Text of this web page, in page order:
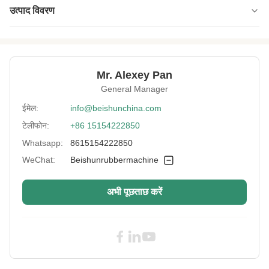
उत्पाद विवरण
Roll Working
2000 मिमी
160 किलोवाट
Type: मिक्सिंग मिल खोलें
Moter Brand: सीमेंस
Bush Type: असर पड़ना
Startup Method: एक कुंजी शुरुआत
Rollerdrive: वि बेल्ट
Mr. Alexey Pan
General Manager
ईमेल:
info@beishunchina.com
टेलीफोन:
+86 15154222850
Whatsapp:
8615154222850
WeChat:
Beishunrubbermachine
अभी पूछताछ करें